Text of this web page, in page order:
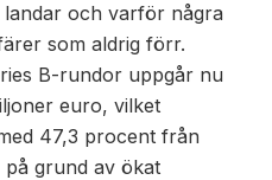
och varför några
som aldrig förr.
B-rundor uppgår nu
euro, vilket
47,3 procent från
grund av ökat